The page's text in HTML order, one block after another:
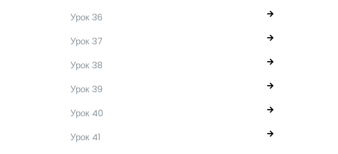
Урок 36
Урок 37
Урок 38
Урок 39
Урок 40
Урок 41